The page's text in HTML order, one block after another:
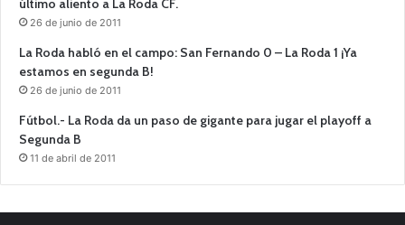
último aliento a La Roda CF.
26 de junio de 2011
La Roda habló en el campo: San Fernando 0 – La Roda 1 ¡Ya
estamos en segunda B!
26 de junio de 2011
Fútbol.- La Roda da un paso de gigante para jugar el playoff a
Segunda B
11 de abril de 2011